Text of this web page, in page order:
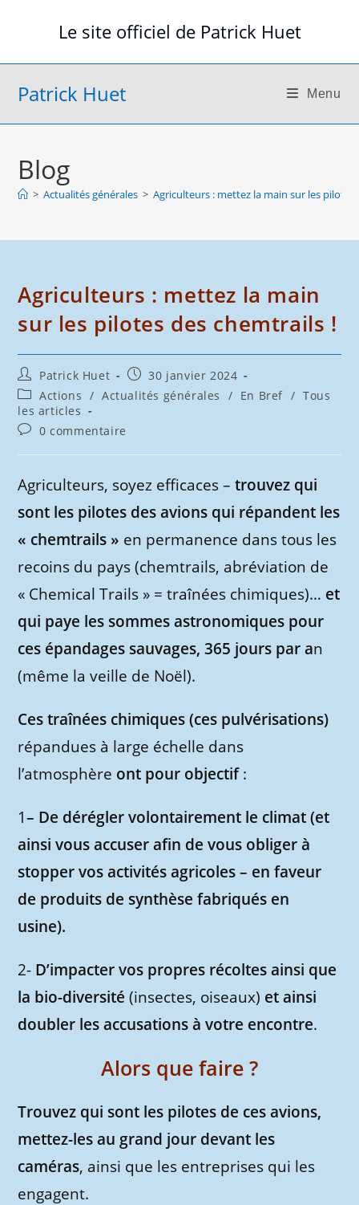
Le site officiel de Patrick Huet
Patrick Huet Menu
Blog
> Actualités générales > Agriculteurs : mettez la main sur les pilotes
Agriculteurs : mettez la main
sur les pilotes des chemtrails !
Auteur/autrice
de
la
publication :
Patrick Huet
Publication
publiée :
30 janvier 2024
Post
category:
Actions / Actualités générales / En Bref / Tous
les articles
Commentaires
la
publication :
0 commentaire
Agriculteurs, soyez efficaces –trouvez qui
sont les pilotes des avions qui répandent les
« chemtrails » en permanence dans tous les
recoins du pays (chemtrails, abréviation de
« Chemical Trails » = traînées chimiques)… et
qui paye les sommes astronomiques pour
ces épandages sauvages, 365 jours par an
(même la veille de Noël).
Ces traînées chimiques (ces pulvérisations)
répandues à large échelle dans
l’atmosphère ont pour objectif:
1– De dérégler volontairement le climat (et
ainsi vous accuser afin de vous obliger à
stopper vos activités agricoles – en faveur
de produits de synthèse fabriqués en
usine).
2- D’impacter vos propres récoltes ainsi que
la bio-diversité(insectes, oiseaux) et ainsi
doubler les accusations à votre encontre.
Alors que faire ?
Trouvez qui sont les pilotes de ces avions,
mettez-les au grand jour devant les
caméras, ainsi que les entreprises qui les
engagent.